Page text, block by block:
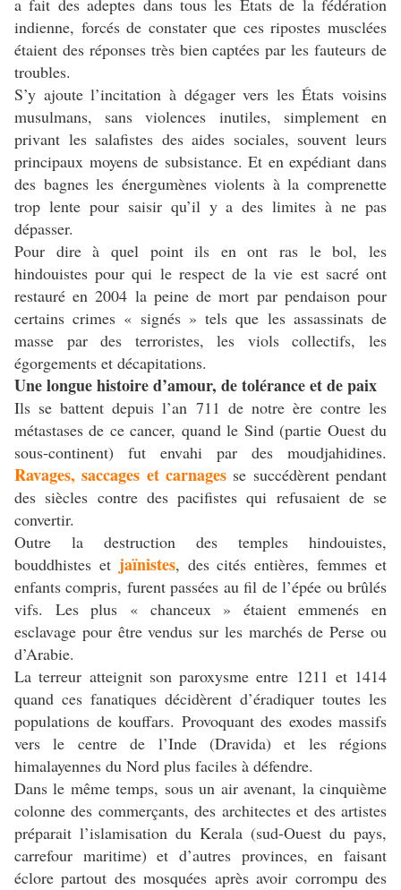
a fait des adeptes dans tous les États de la fédération
indienne, forcés de constater que ces ripostes musclées
étaient des réponses très bien captées par les fauteurs de
troubles.
S’y ajoute l’incitation à dégager vers les États voisins
musulmans, sans violences inutiles, simplement en
privant les salafistes des aides sociales, souvent leurs
principaux moyens de subsistance. Et en expédiant dans
des bagnes les énergumènes violents à la comprenette
trop lente pour saisir qu’il y a des limites à ne pas
dépasser.
Pour dire à quel point ils en ont ras le bol, les
hindouistes pour qui le respect de la vie est sacré ont
restauré en 2004 la peine de mort par pendaison pour
certains crimes « signés » tels que les assassinats de
masse par des terroristes, les viols collectifs, les
égorgements et décapitations.
Une longue histoire d’amour, de tolérance et de paix
Ils se battent depuis l’an 711 de notre ère contre les
métastases de ce cancer, quand le Sind (partie Ouest du
sous-continent) fut envahi par des moudjahidines.
Ravages, saccages et carnages se succédèrent pendant
des siècles contre des pacifistes qui refusaient de se
convertir.
Outre la destruction des temples hindouistes,
bouddhistes et jaïnistes, des cités entières, femmes et
enfants compris, furent passées au fil de l’épée ou brûlés
vifs. Les plus « chanceux » étaient emmenés en
esclavage pour être vendus sur les marchés de Perse ou
d’Arabie.
La terreur atteignit son paroxysme entre 1211 et 1414
quand ces fanatiques décidèrent d’éradiquer toutes les
populations de kouffars. Provoquant des exodes massifs
vers le centre de l’Inde (Dravida) et les régions
himalayennes du Nord plus faciles à défendre.
Dans le même temps, sous un air avenant, la cinquième
colonne des commerçants, des architectes et des artistes
préparait l’islamisation du Kerala (sud-Ouest du pays,
carrefour maritime) et d’autres provinces, en faisant
éclore partout des mosquées après avoir corrompu des